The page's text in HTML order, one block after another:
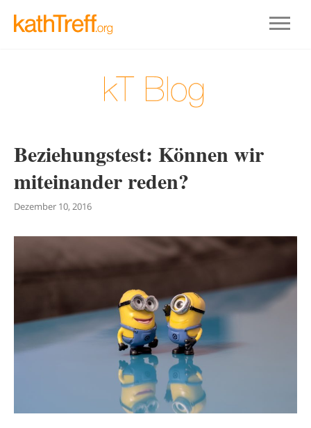
Beziehungstest: Können wir
miteinander reden?
Dezember 10, 2016